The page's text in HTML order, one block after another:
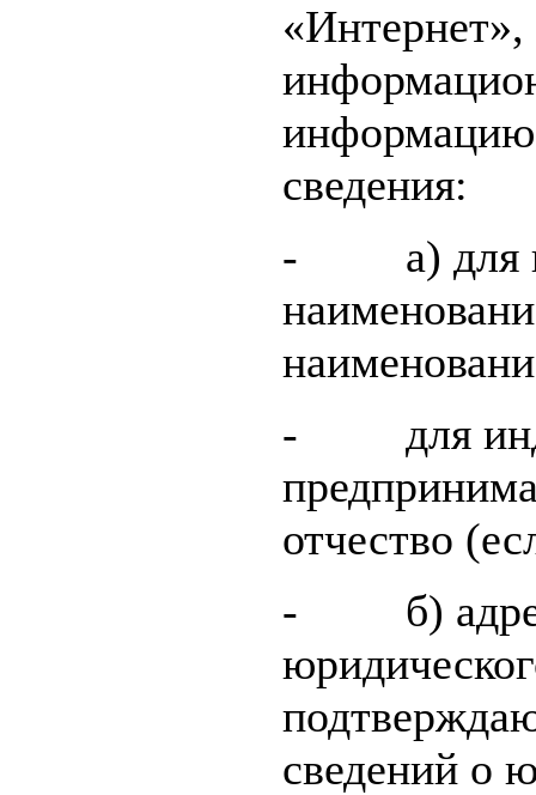
сведения:
- а) для
- для
отчество
- б) адрес
сведений о